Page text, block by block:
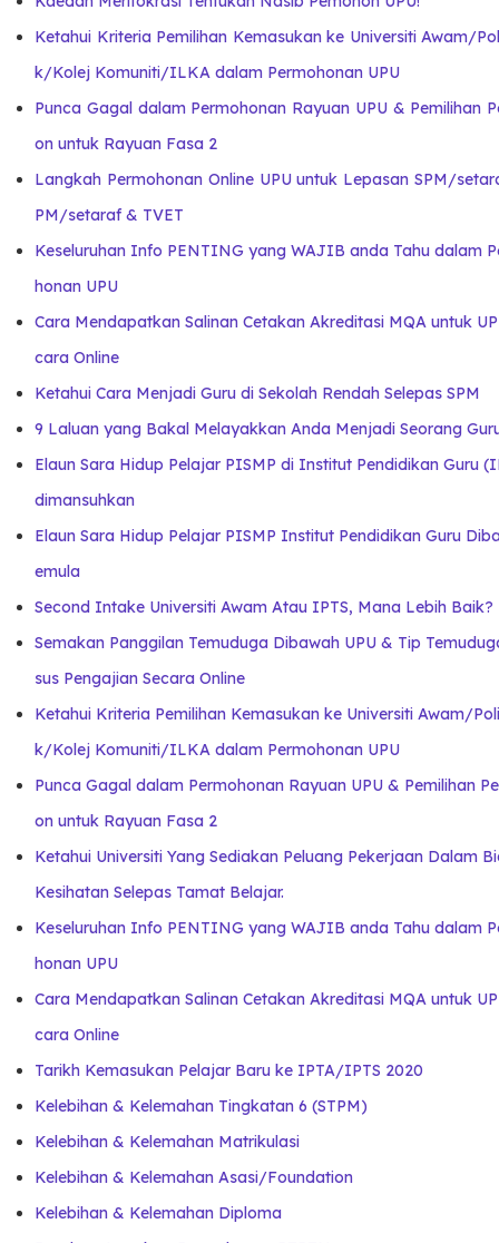
Ketahui Kriteria Pemilihan Kemasukan ke Universiti Awam/
k/Kolej Komuniti/ILKA dalam Permohonan UPU
Punca Gagal dalam Permohonan Rayuan UPU & Pemilihan
on untuk Rayuan Fasa 2
Langkah Permohonan Online UPU untuk Lepasan SPM/
PM/setaraf & TVET
Keseluruhan Info PENTING yang WAJIB anda Tahu dalam
honan UPU
Cara Mendapatkan Salinan Cetakan Akreditasi MQA untuk
cara Online
Ketahui Cara Menjadi Guru di Sekolah Rendah Selepas SPM
9 Laluan yang Bakal Melayakkan Anda Menjadi Seorang
Elaun Sara Hidup Pelajar PISMP di Institut Pendidikan Guru
dimansuhkan
Elaun Sara Hidup Pelajar PISMP Institut Pendidikan Guru
emula
Second Intake Universiti Awam Atau IPTS, Mana Lebih Baik?
Semakan Panggilan Temuduga Dibawah UPU & Tip
sus Pengajian Secara Online
Ketahui Kriteria Pemilihan Kemasukan ke Universiti Awam/
k/Kolej Komuniti/ILKA dalam Permohonan UPU
Punca Gagal dalam Permohonan Rayuan UPU & Pemilihan
on untuk Rayuan Fasa 2
Ketahui Universiti Yang Sediakan Peluang Pekerjaan Dalam
Kesihatan Selepas Tamat Belajar.
Keseluruhan Info PENTING yang WAJIB anda Tahu dalam
honan UPU
Cara Mendapatkan Salinan Cetakan Akreditasi MQA untuk
cara Online
Tarikh Kemasukan Pelajar Baru ke IPTA/IPTS 2020
Kelebihan & Kelemahan Tingkatan 6 (STPM)
Kelebihan & Kelemahan Matrikulasi
Kelebihan & Kelemahan Asasi/Foundation
Kelebihan & Kelemahan Diploma